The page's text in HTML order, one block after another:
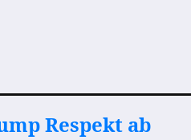
Respekt ab